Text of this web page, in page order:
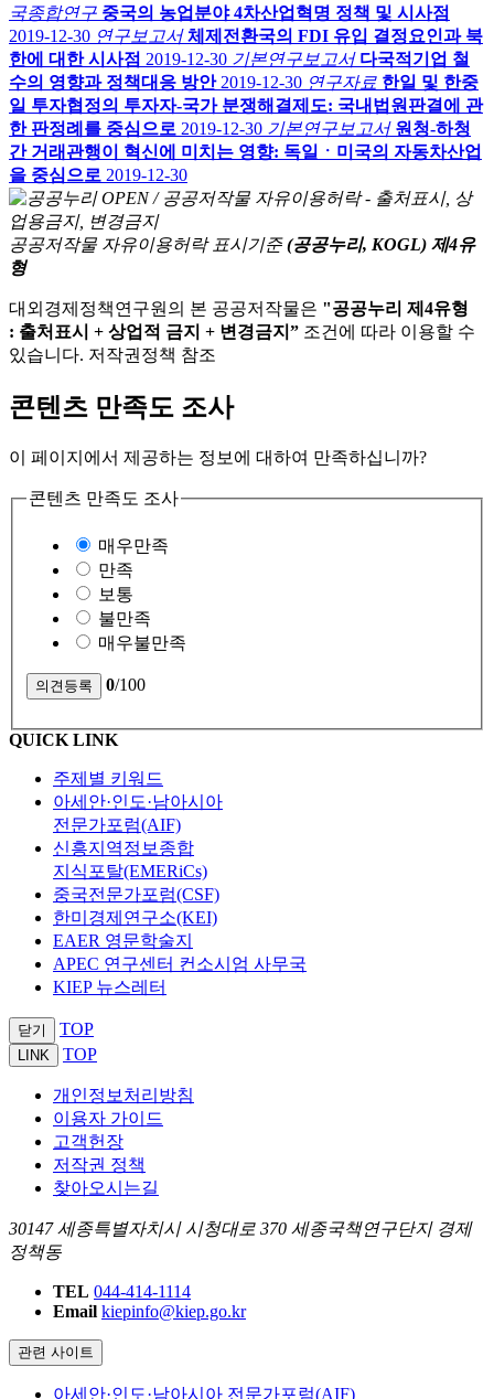
국종합연구 중국의 농업분야 4차산업혁명 정책 및 시사점
2019-12-30 연구보고서 체제전환국의 FDI 유입 결정요인과 북
한에 대한 시사점 2019-12-30 기본연구보고서 다국적기업 철
수의 영향과 정책대응 방안 2019-12-30 연구자료 한일 및 한중
일 투자협정의 투자자-국가 분쟁해결제도: 국내법원판결에 관
한 판정례를 중심으로 2019-12-30 기본연구보고서 원청-하청
간 거래관행이 혁신에 미치는 영향: 독일ㆍ미국의 자동차산업
을 중심으로 2019-12-30
공공저작물 자유이용허락 표시기준 (공공누리, KOGL) 제4유
형
대외경제정책연구원의 본 공공저작물은 "공공누리 제4유형
: 출처표시 + 상업적 금지 + 변경금지” 조건에 따라 이용할 수
있습니다. 저작권정책 참조
콘텐츠 만족도 조사
이 페이지에서 제공하는 정보에 대하여 만족하십니까?
콘텐츠 만족도 조사
매우만족
만족
보통
불만족
매우불만족
0/100
QUICK LINK
주제별 키워드
아세안·인도·남아시아
전문가포럼(AIF)
신흥지역정보종합
지식포탈(EMERiCs)
중국전문가포럼(CSF)
한미경제연구소(KEI)
EAER 영문학술지
APEC 연구센터 컨소시엄 사무국
KIEP 뉴스레터
닫기 TOP
LINK TOP
개인정보처리방침
이용자 가이드
고객헌장
저작권 정책
찾아오시는길
30147 세종특별자치시 시청대로 370 세종국책연구단지 경제
정책동
TEL 044-414-1114
Email kiepinfo@kiep.go.kr
관련 사이트
아세안·인도·남아시아 전문가포럼(AIF)